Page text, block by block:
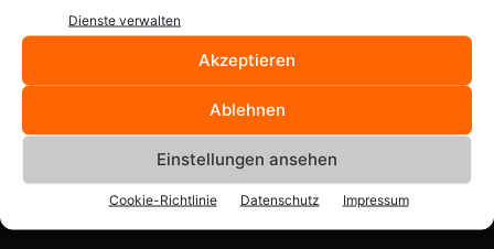
Dienste verwalten
Akzeptieren
Ablehnen
Einstellungen ansehen
Cookie-Richtlinie Datenschutz Impressum
Zuhause...
Christoph Langner - 3. September 2013